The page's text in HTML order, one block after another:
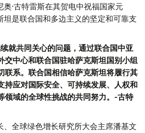
·古特雷斯在其贺电中祝福国家元
坦是联合国和多边主义的坚定和可靠支
就共同关心的问题，通过联合国中亚
交中心和联合国驻哈萨克斯坦国别小组
联系。联合国相信哈萨克斯坦将履行其
持应对国际安全、可持续发展、人权和
领域的全球性挑战的共同努力。-古特
、全球绿色增长研究所大会主席潘基文